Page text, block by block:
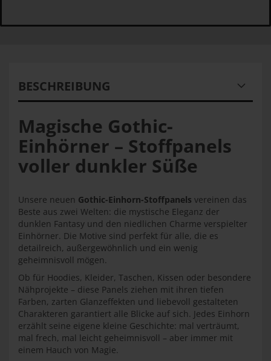
BESCHREIBUNG
Magische Gothic-
Einhörner – Stoffpanels
voller dunkler Süße
Unsere neuen Gothic-Einhorn-Stoffpanels vereinen das
Beste aus zwei Welten: die mystische Eleganz der
dunklen Fantasy und den niedlichen Charme verspielter
Einhörner. Die Motive sind perfekt für alle, die es
detailreich, außergewöhnlich und ein wenig
geheimnisvoll mögen.
Ob für Hoodies, Kleider, Taschen, Kissen oder besondere
Nähprojekte – diese Panels ziehen mit ihren tiefen
Farben, zarten Glanzeffekten und liebevoll gestalteten
Charakteren garantiert alle Blicke auf sich. Jedes Einhorn
erzählt seine eigene kleine Geschichte: mal verträumt,
mal frech, mal leicht geheimnisvoll – aber immer mit
einem Hauch von Magie.